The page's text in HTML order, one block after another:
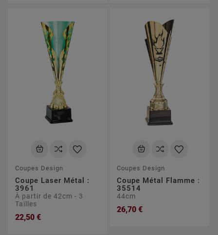
Coupes Design
Coupe Laser Métal :
3961
À partir de 42cm - 3
Tailles
22,50 €
Coupes Design
Coupe Métal Flamme :
35514
44cm
26,70 €